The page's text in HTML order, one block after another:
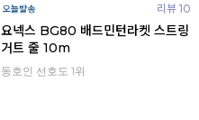
리뷰 10
요넥스 BG80 배드민턴라켓 스트링
거트 줄 10m
동호인 선호도 1위